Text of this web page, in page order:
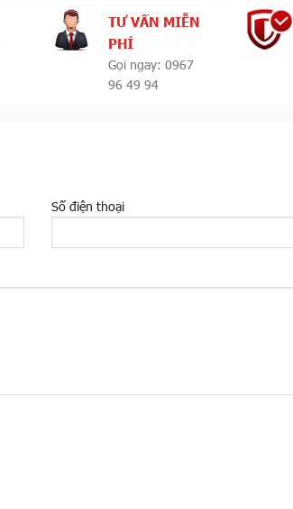
TƯ VẤN MIỄN
PHÍ
Gọi ngay: 0967
96 49 94
Số điện thoại